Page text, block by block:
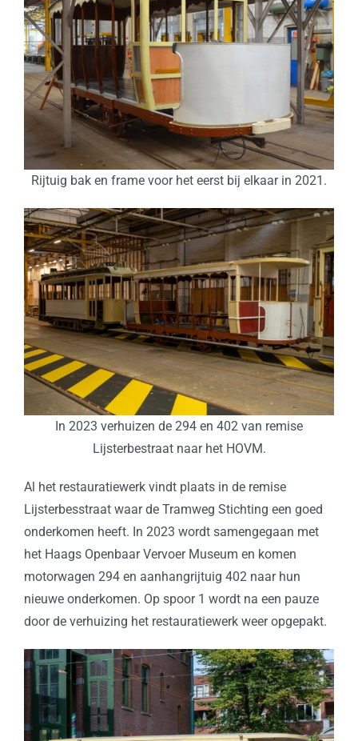
Rijtuig bak en frame voor het eerst bij elkaar in 2021.
In 2023 verhuizen de 294 en 402 van remise
Lijsterbestraat naar het HOVM.
Al het restauratiewerk vindt plaats in de remise
Lijsterbesstraat waar de Tramweg Stichting een goed
onderkomen heeft. In 2023 wordt samengegaan met
het Haags Openbaar Vervoer Museum en komen
motorwagen 294 en aanhangrijtuig 402 naar hun
nieuwe onderkomen. Op spoor 1 wordt na een pauze
door de verhuizing het restauratiewerk weer opgepakt.